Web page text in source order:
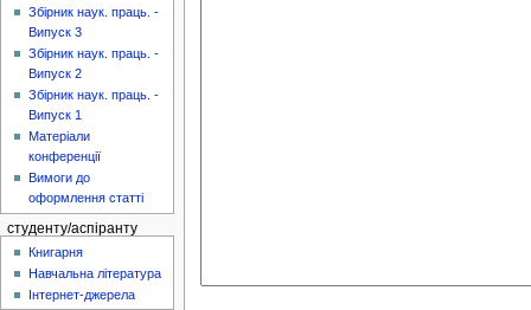
Збірник наук. праць. -
Випуск 3
Збірник наук. праць. -
Випуск 2
Збірник наук. праць. -
Випуск 1
Матеріали
конференції
Вимоги до
оформлення статті
студенту/аспіранту
Книгарня
Навчальна література
Інтернет-джерела